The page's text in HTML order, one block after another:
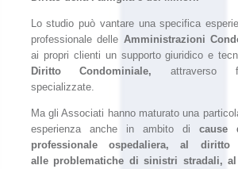
Lo studio può vantare una specifica
professionale delle Amministrazioni
ai propri clienti un supporto giuridico e
Diritto Condominiale, attraverso
specializzate.
Ma gli Associati hanno maturato una
esperienza anche in ambito dicause
professionale ospedaliera, al diritto
alle problematiche di sinistri stradali,